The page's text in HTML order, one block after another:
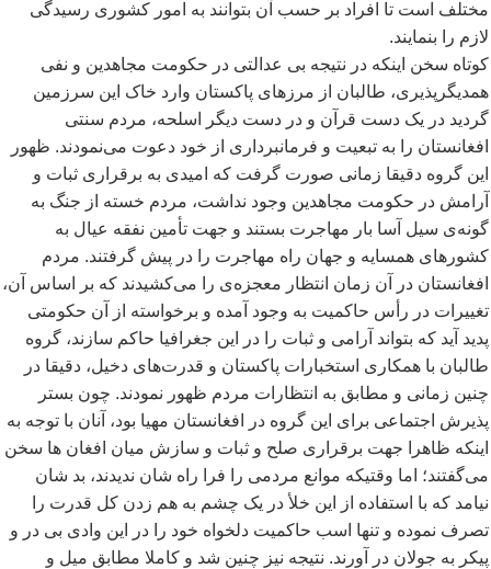
مختلف است تا افراد بر حسب آن بتوانند به امور کشوری رسیدگی
لازم را بنمایند.
کوتاه سخن اینکه در نتیجه بی عدالتی در حکومت مجاهدین و نفی
همدیگرپذیری، طالبان از مرزهای پاکستان وارد خاک این سرزمین
گردید در یک دست قرآن و در دست دیگر اسلحه، مردم سنتی
افغانستان را به تبعیت و فرمانبرداری از خود دعوت مینمودند. ظهور
این گروه دقیقا زمانی صورت گرفت که امیدی به برقراری ثبات و
آرامش در حکومت مجاهدین وجود نداشت، مردم خسته از جنگ به
گونهی سیل آسا بار مهاجرت بستند و جهت تأمین نفقه عیال به
کشورهای همسایه و جهان راه مهاجرت را در پیش گرفتند. مردم
افغانستان در آن زمان انتظار معجزهی را میکشیدند که بر اساس آن،
تغییرات در رأس حاکمیت به وجود آمده و برخواسته از آن حکومتی
پدید آید که بتواند آرامی و ثبات را در این جغرافیا حاکم سازند، گروه
طالبان با همکاری استخبارات پاکستان و قدرتهای دخیل، دقیقا در
چنین زمانی و مطابق به انتظارات مردم ظهور نمودند. چون بستر
پذیرش اجتماعی برای این گروه در افغانستان مهیا بود، آنان با توجه به
اینکه ظاهرا جهت برقراری صلح و ثبات و سازش میان افغان ها سخن
میگفتند؛ اما وقتیکه موانع مردمی را فرا راه شان ندیدند، بد شان
نیامد که با استفاده از این خلأ در یک چشم به هم زدن کل قدرت را
تصرف نموده و تنها اسب حاکمیت دلخواه خود را در این وادی بی در و
پیکر به جولان در آورند. نتیجه نیز چنین شد و کاملا مطابق میل و